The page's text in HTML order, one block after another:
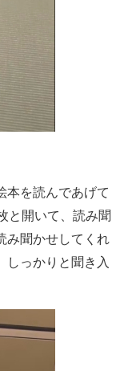
を読んであげて
と開いて、読み聞
み聞かせしてくれ
しっかりと聞き入